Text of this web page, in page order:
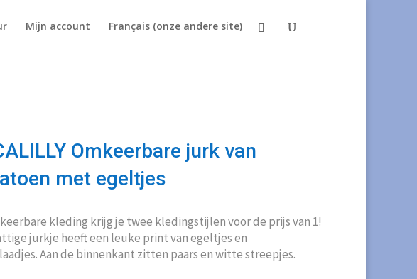
Mijn account Français (onze andere site)
Omkeerbare jurk van
met egeltjes
kleding krijg je twee kledingstijlen voor de prijs van 1!
jurkje heeft een leuke print van egeltjes en
Aan de binnenkant zitten paars en witte streepjes.